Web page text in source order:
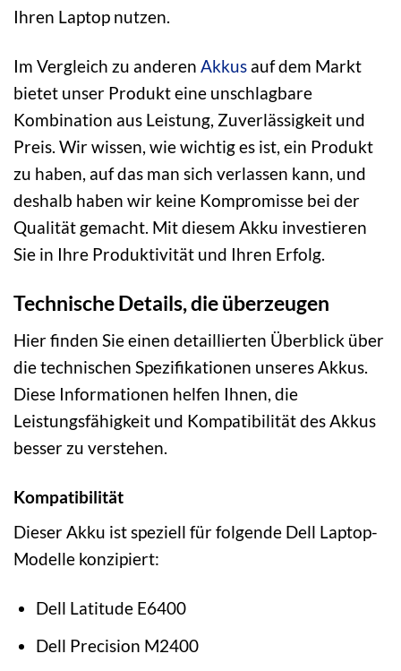
Ihren Laptop nutzen.
Im Vergleich zu anderen Akkus auf dem Markt
bietet unser Produkt eine unschlagbare
Kombination aus Leistung, Zuverlässigkeit und
Preis. Wir wissen, wie wichtig es ist, ein Produkt
zu haben, auf das man sich verlassen kann, und
deshalb haben wir keine Kompromisse bei der
Qualität gemacht. Mit diesem Akku investieren
Sie in Ihre Produktivität und Ihren Erfolg.
Technische Details, die überzeugen
Hier finden Sie einen detaillierten Überblick über
die technischen Spezifikationen unseres Akkus.
Diese Informationen helfen Ihnen, die
Leistungsfähigkeit und Kompatibilität des Akkus
besser zu verstehen.
Kompatibilität
Dieser Akku ist speziell für folgende Dell Laptop-
Modelle konzipiert:
Dell Latitude E6400
Dell Precision M2400